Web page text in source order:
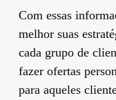
Com essas
melhor suas
cada grupo de
fazer ofertas
para aqueles